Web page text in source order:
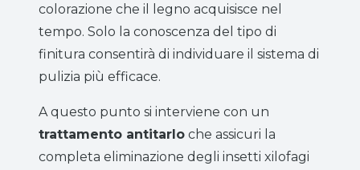
colorazione che il legno acquisisce nel
tempo. Solo la conoscenza del tipo di
finitura consentirà di individuare il sistema di
pulizia più efficace.
A questo punto si interviene con un
trattamento antitarlo che assicuri la
completa eliminazione degli insetti xilofagi